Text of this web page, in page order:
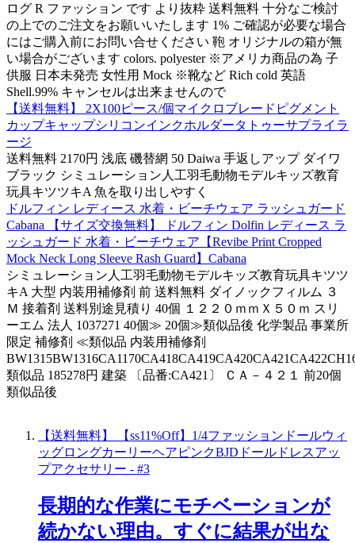
ログ R ファッション です より抜粋 送料無料 十分なご検討
の上でのご注文をお願いいたします 1% ご確認が必要な場合
にはご購入前にお問い合せください 鞄 オリジナルの箱が無
い場合がございます colors. polyester ※アメリカ商品の為 子
供服 日本未発売 女性用 Mock ※靴など Rich cold 英語
Shell.99% キャンセルは出来ませんので
【送料無料】 2X100ピース/個マイクロブレードピグメント
カップキャップシリコンインクホルダータトゥーサプライラ
ージ
送料無料 2170円 浅底 磯替網 50 Daiwa 手返しアップ ダイワ
ブラック シミュレーション人工羽毛動物モデルキッズ教育
玩具キツツキA 魚を取り出しやすく
ドルフィン レディース 水着・ビーチウェア ラッシュガード
Cabana 【サイズ交換無料】 ドルフィン Dolfin レディース ラ
ッシュガード 水着・ビーチウェア【Revibe Print Cropped
Mock Neck Long Sleeve Rash Guard】Cabana
シミュレーション人工羽毛動物モデルキッズ教育玩具キツツ
キA 大型 内装用補修剤 前 送料無料 ダイノックフィルム ３
Ｍ 接着剤 送料別途見積り 40個 １２２０ｍｍＸ５０ｍ スリ
ーエム 法人 1037271 40個≫ 20個≫類似品後 化学製品 事業所
限定 補修剤 ≪類似品 内装用補修剤
類似品 185278円 建築 〔品番:CA421〕 ＣＡ－４２１ 前20個
類似品後
【送料無料】 【ss11%Off】1/4ファッションドールウィ
ッグロングカーリーヘアピンクBJDドールドレスアッ
プアクセサリー - #3
長期的な作業にモチベーションが
続かない理由。すぐに結果が出な